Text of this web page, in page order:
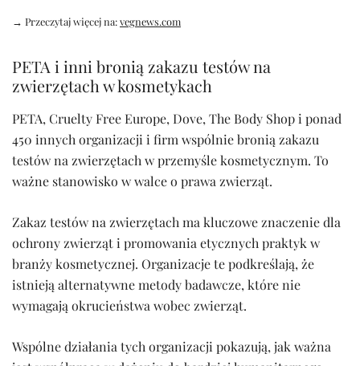
→ Przeczytaj więcej na:vegnews.com
PETA i inni bronią zakazu testów na
zwierzętach w kosmetykach
PETA, Cruelty Free Europe, Dove, The Body Shop i ponad
450 innych organizacji i firm wspólnie bronią zakazu
testów na zwierzętach w przemyśle kosmetycznym. To
ważne stanowisko w walce o prawa zwierząt.
Zakaz testów na zwierzętach ma kluczowe znaczenie dla
ochrony zwierząt i promowania etycznych praktyk w
branży kosmetycznej. Organizacje te podkreślają, że
istnieją alternatywne metody badawcze, które nie
wymagają okrucieństwa wobec zwierząt.
Wspólne działania tych organizacji pokazują, jak ważna